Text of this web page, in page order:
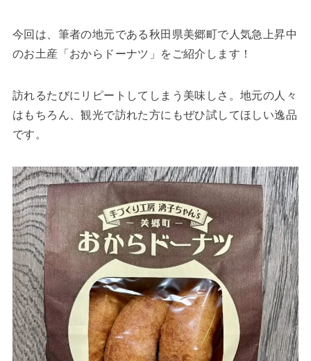
今回は、筆者の地元である秋田県美郷町で人気急上昇中
のお土産「おからドーナツ」をご紹介します！
訪れるたびにリピートしてしまう美味しさ。地元の人々
はもちろん、観光で訪れた方にもぜひ試してほしい逸品
です。